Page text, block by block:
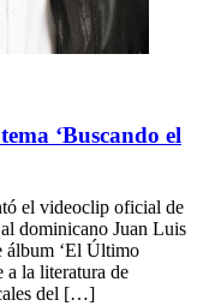
‘Buscando el
el videoclip oficial de
dominicano Juan Luis
álbum ‘El Último
a la literatura de
del […]